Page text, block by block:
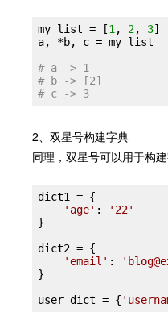
my_list = [1 , 2, 3]
a, *b, c = my_list
# a -> 1
# b -> [2]
# c -> 3
2、双星号构建字典
同理，双星号可以用于构
dict1 = {
'age' :
'22'
}
dict2 = {
'email' :
}
user_dict = {